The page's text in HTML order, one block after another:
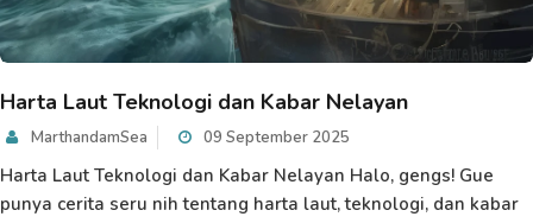
Harta Laut Teknologi dan Kabar Nelayan
MarthandamSea 09 September 2025
Harta Laut Teknologi dan Kabar Nelayan Halo, gengs! Gue
punya cerita seru nih tentang harta laut, teknologi, dan kabar